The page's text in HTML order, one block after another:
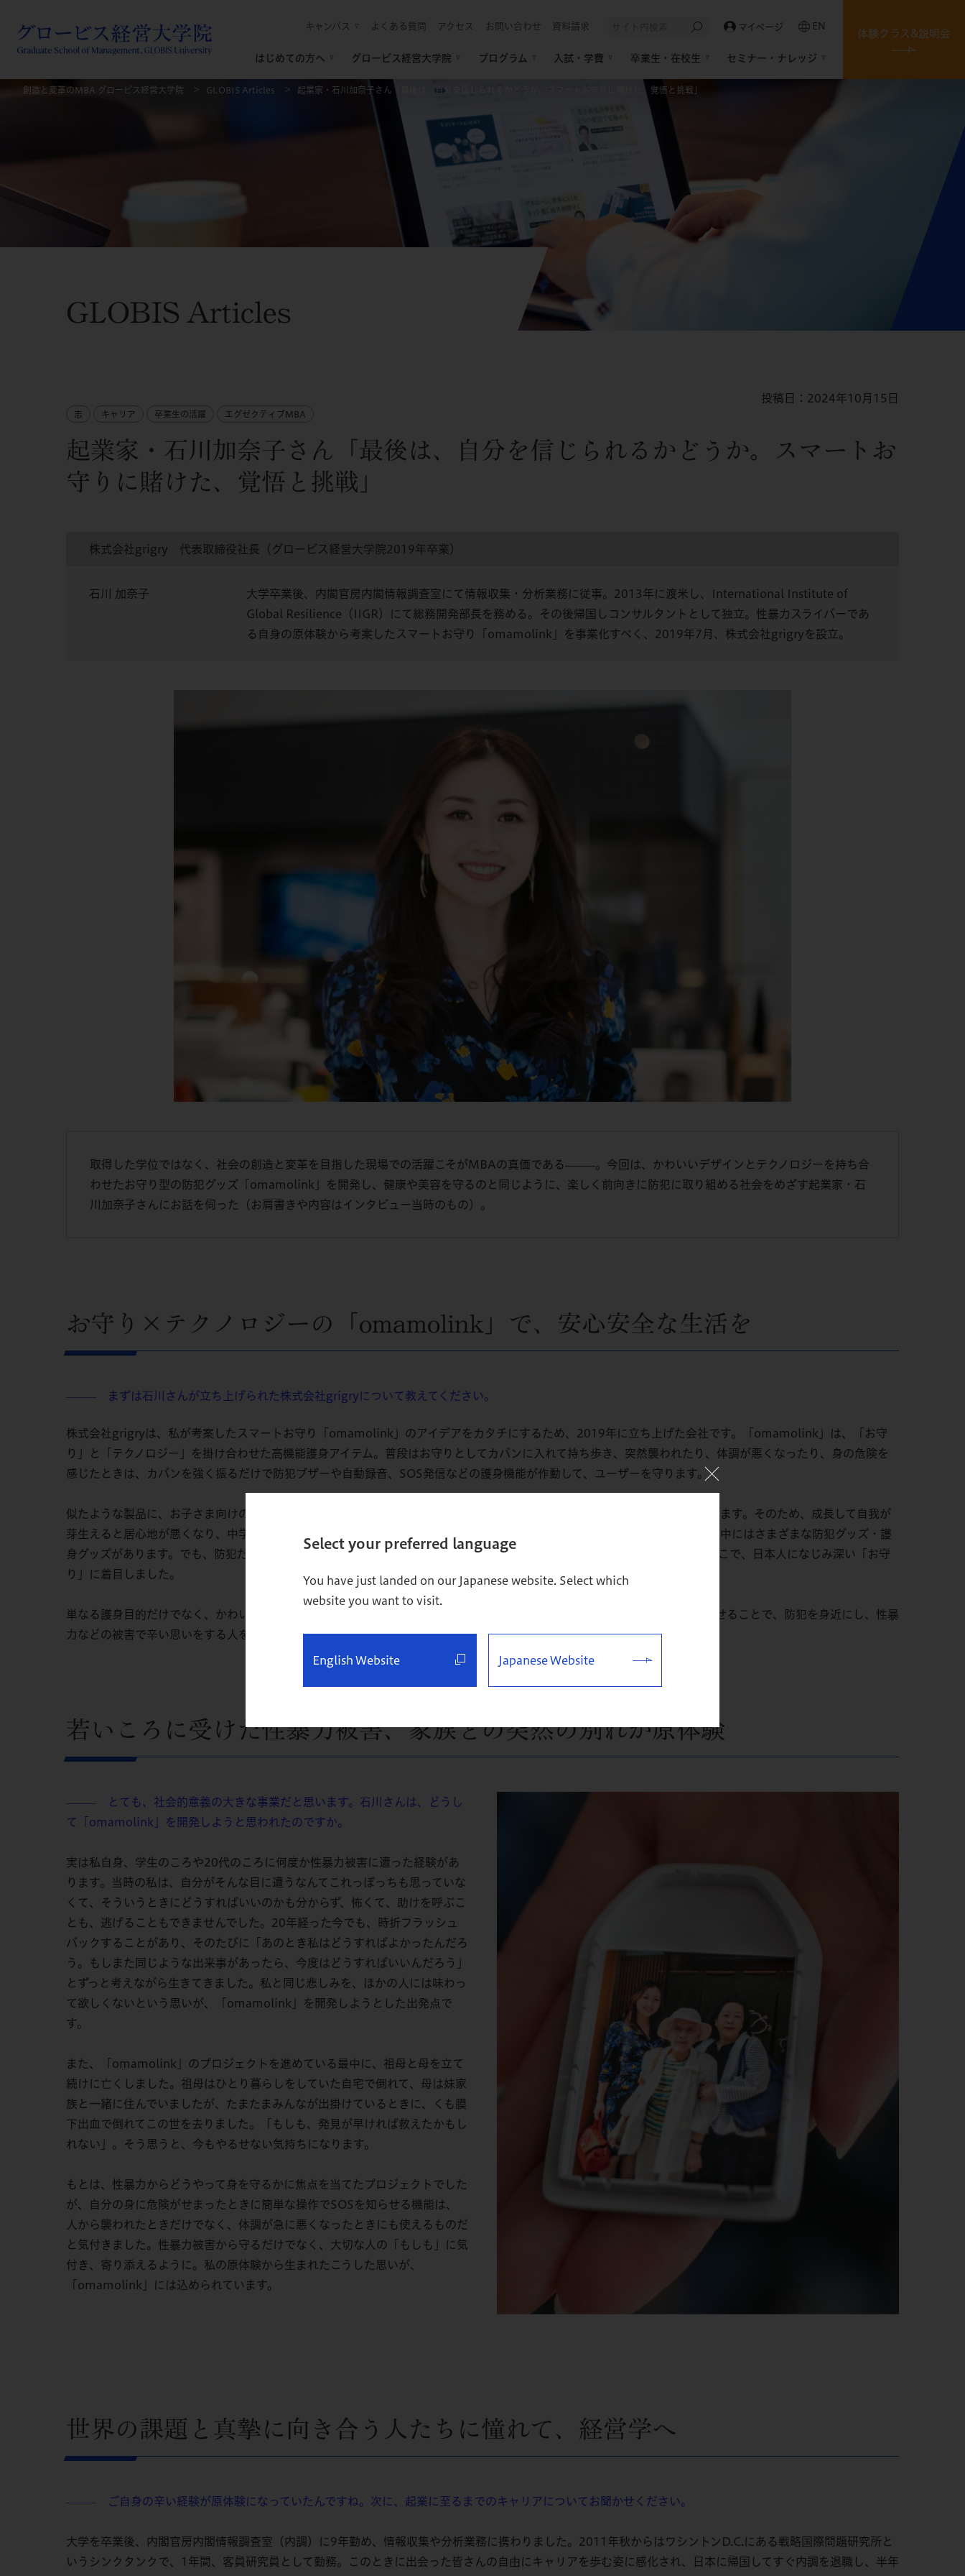
キャンパス よくある質問 アクセス お問い合わせ 資料請求 マイページ EN
はじめての方へ グロービス経営大学院 プログラム 入試・学費 卒業生・在校生 セミナー・ナレッジ
体験クラス&説明会
Select your preferred language
You have just landed on our Japanese website. Select which
website you want to visit.
English Website Japanese Website
創造と変革のMBA グロービス経営大学院 GLOBIS Articles 起業家・石川加奈子さん「最後は、自分を信じられるかどうか。スマートお守りに賭けた、覚悟と挑戦」
GLOBIS Articles
志 キャリア 卒業生の活躍 エグゼクティブMBA
投稿日：2024年10月15日
起業家・石川加奈子さん「最後は、自分を信じられるかどうか。スマートお
守りに賭けた、覚悟と挑戦」
株式会社grigry 代表取締役社長（グロービス経営大学院2019年卒業）
石川 加奈子
大学卒業後、内閣官房内閣情報調査室にて情報収集・分析業務に従事。2013年に渡米し、International Institute of
Global Resilience（IIGR）にて総務開発部長を務める。その後帰国しコンサルタントとして独立。性暴力スライバーであ
る自身の原体験から考案したスマートお守り「omamolink」を事業化すべく、2019年7月、株式会社grigryを設立。
取得した学位ではなく、社会の創造と変革を目指した現場での活躍こそがMBAの真価である ———。今回は、かわいいデザインとテクノロジーを持ち合
わせたお守り型の防犯グッズ「omamolink」を開発し、健康や美容を守るのと同じように、楽しく前向きに防犯に取り組める社会をめざす起業家・石
川加奈子さんにお話を伺った（お肩書きや内容はインタビュー当時のもの）。
お守り×テクノロジーの「omamolink」で、安心安全な生活を
——— まずは石川さんが立ち上げられた株式会社grigryについて教えてください。
株式会社grigryは、私が考案したスマートお守り「omamolink」のアイデアをカタチにするため、2019年に立ち上げた会社です。「omamolink」は、「お守
り」と「テクノロジー」を掛け合わせた高機能護身アイテム。普段はお守りとしてカバンに入れて持ち歩き、突然襲われたり、体調が悪くなったり、身の危険を
感じたときは、カバンを強く振るだけで防犯ブザーや自動録音、SOS発信などの護身機能が作動して、ユーザーを守ります。
似たような製品に、お子さま向けの見守りGPSなどがありますが、常にお⼦さまの居場所が親御さまに伝わる仕組みになっています。そのため、成長して自我が
芽生えると居心地が悪くなり、中学⽣以上になると持たなくなる傾向があります。また、催涙スプレーやスタンガンなど、世の中にはさまざまな防犯グッズ・護
身グッズがあります。でも、防犯だけに特化したグッズは無機質なものが多く、女性が積極的に持ち歩こうとは思いづらい。そこで、日本人になじみ深い「お守
り」に着目しました。
単なる護身目的だけでなく、かわいいからポジティブに持ち歩きたくなる。そんな防犯グッズとして「omamolink」を普及させることで、防犯を身近にし、性暴
力などの被害で辛い思いをする人を一人でも減らしたいと考えています。
若いころに受けた性暴力被害、家族との突然の別れが原体験
——— とても、社会的意義の大きな事業だと思います。石川さんは、どうし
て「omamolink」を開発しようと思われたのですか。
実は私自身、学生のころや20代のころに何度か性暴力被害に遭った経験があ
ります。当時の私は、自分がそんな目に遭うなんてこれっぽっちも思っていな
くて、そういうときにどうすればいいのかも分からず、怖くて、助けを呼ぶこ
とも、逃げることもできませんでした。20年経った今でも、時折フラッシュ
バックすることがあり、そのたびに「あのとき私はどうすればよかったんだろ
う。もしまた同じような出来事があったら、今度はどうすればいいんだろう」
とずっと考えながら生きてきました。私と同じ悲しみを、ほかの人には味わっ
て欲しくないという思いが、「omamolink」を開発しようとした出発点で
す。
また、「omamolink」のプロジェクトを進めている最中に、祖母と母を立て
続けに亡くしました。祖母はひとり暮らしをしていた自宅で倒れて、母は妹家
族と一緒に住んでいましたが、たまたまみんなが出掛けているときに、くも膜
下出血で倒れてこの世を去りました。「もしも、発見が早ければ救えたかもし
れない」。そう思うと、今もやるせない気持ちになります。
もとは、性暴力からどうやって身を守るかに焦点を当てたプロジェクトでした
が、自分の身に危険がせまったときに簡単な操作でSOSを知らせる機能は、
人から襲われたときだけでなく、体調が急に悪くなったときにも使えるものだ
と気付きました。性暴力被害から守るだけでなく、大切な人の「もしも」に気
付き、寄り添えるように。私の原体験から生まれたこうした思いが、
「omamolink」には込められています。
世界の課題と真摯に向き合う人たちに憧れて、経営学へ
——— ご自身の辛い経験が原体験になっていたんですね。次に、起業に至るまでのキャリアについてお聞かせください。
大学を卒業後、内閣官房内閣情報調査室（内調）に9年勤め、情報収集や分析業務に携わりました。2011年秋からはワシントンD.C.にある戦略国際問題研究所と
いうシンクタンクで、1年間、客員研究員として勤務。このときに出会った皆さんの自由にキャリアを歩む姿に感化され、日本に帰国してすぐ内調を退職し、半年